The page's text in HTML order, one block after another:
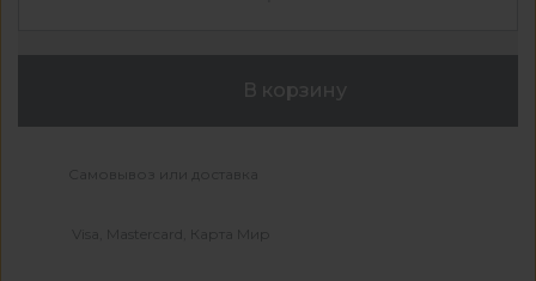
В корзину
Самовывоз или доставка
Visa, Mastercard, Карта Мир